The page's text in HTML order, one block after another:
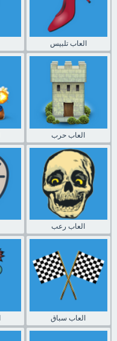
العاب تلبيس
العاب حرب
العاب رعب
العاب سباق